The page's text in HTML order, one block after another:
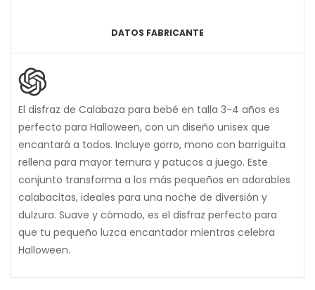
DATOS FABRICANTE
El disfraz de Calabaza para bebé en talla 3-4 años es
perfecto para Halloween, con un diseño unisex que
encantará a todos. Incluye gorro, mono con barriguita
rellena para mayor ternura y patucos a juego. Este
conjunto transforma a los más pequeños en adorables
calabacitas, ideales para una noche de diversión y
dulzura. Suave y cómodo, es el disfraz perfecto para
que tu pequeño luzca encantador mientras celebra
Halloween.